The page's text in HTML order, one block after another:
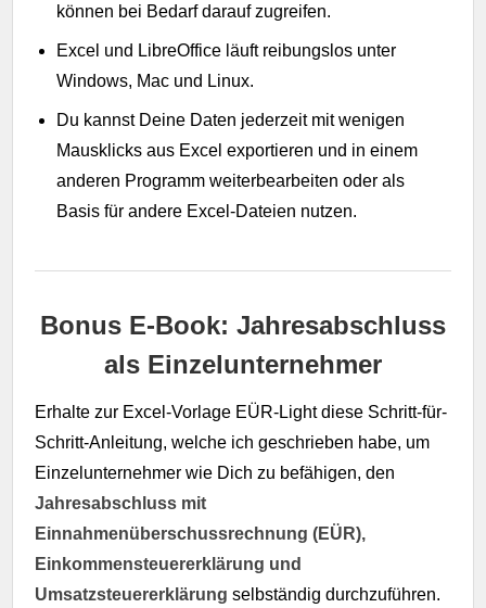
können bei Bedarf darauf zugreifen.
Excel und LibreOffice läuft reibungslos unter
Windows, Mac und Linux.
Du kannst Deine Daten jederzeit mit wenigen
Mausklicks aus Excel exportieren und in einem
anderen Programm weiterbearbeiten oder als
Basis für andere Excel-Dateien nutzen.
Bonus E-Book: Jahresabschluss
als Einzelunternehmer
Erhalte zur Excel-Vorlage EÜR-Light diese Schritt-für-
Schritt-Anleitung, welche ich geschrieben habe, um
Einzelunternehmer wie Dich zu befähigen, den
Jahresabschluss mit
Einnahmenüberschussrechnung (EÜR),
Einkommensteuererklärung und
Umsatzsteuererklärung selbständig durchzuführen.